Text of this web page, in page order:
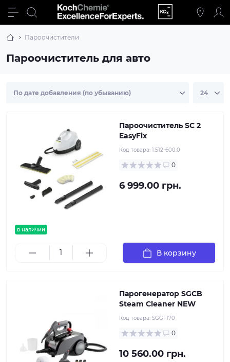
Пароочистители
Пароочиститель для авто
в наличии
Пароочиститель SC 2
EasyFix
Код товара: 1.512-600.0
0
6 999.00 грн.
В корзину
Парогенератор SGCB
Steam Cleaner NEW
Код товара: SGGF170
0
10 560.00 грн.